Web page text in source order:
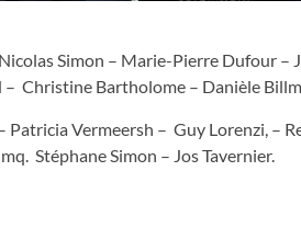
Simon – Marie-Pierre Dufour
Christine Bartholome – Danièle
Vermeersh – Guy Lorenzi, –
Stéphane Simon – Jos Tavernier.